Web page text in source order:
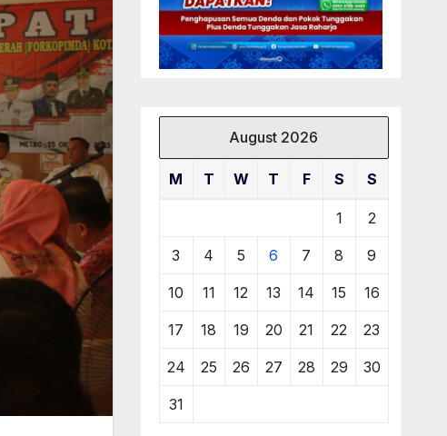
August 2026
M T W T F S S
1 2
3 4 5 6 7 8 9
10 11 12 13 14 15 16
17 18 19 20 21 22 23
24 25 26 27 28 29 30
31